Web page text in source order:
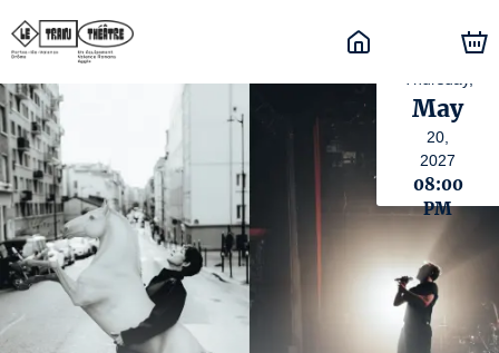
May
20,
2027
08:00
PM